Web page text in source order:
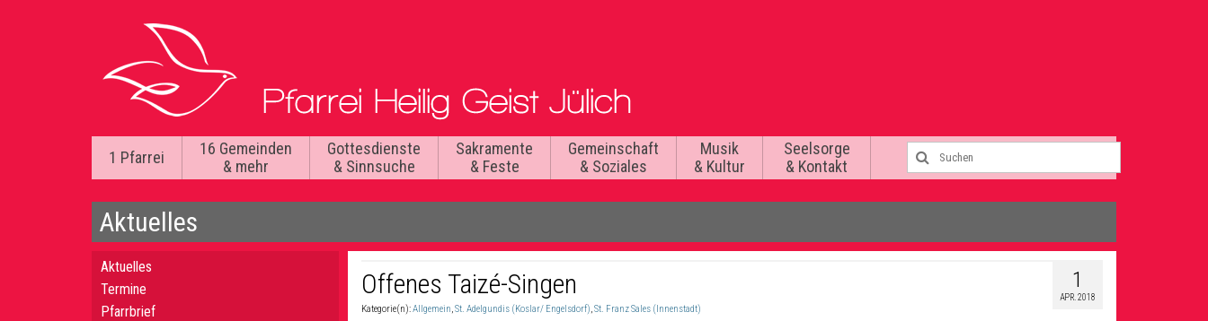
1 Pfarrei
16 Gemeinden
& mehr
Gottesdienste
& Sinnsuche
Sakramente
& Feste
Gemeinschaft
& Soziales
Musik
& Kultur
Seelsorge
& Kontakt
Aktuelles
1
APR. 2018
Offenes Taizé-Singen
Kategorie(n):Allgemein,St. Adelgundis (Koslar/ Engelsdorf),St. Franz Sales (Innenstadt)
Aktuelles
Termine
Pfarrbrief